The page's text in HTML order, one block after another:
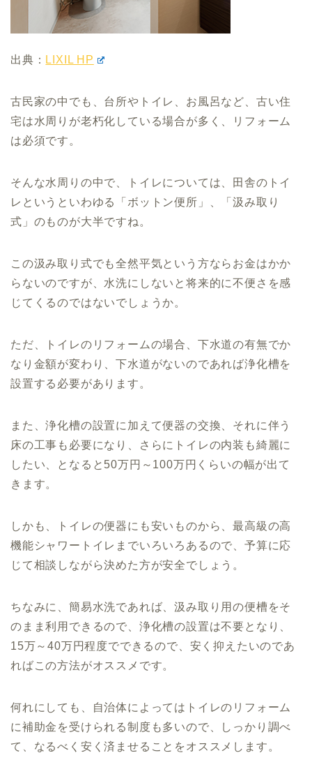
出典： LIXIL HP
古民家の中でも、台所やトイレ、お風呂など、古い住
宅は水周りが老朽化している場合が多く、リフォーム
は必須です。
そんな水周りの中で、トイレについては、田舎のトイ
レというといわゆる「ボットン便所」、「汲み取り
式」のものが大半ですね。
この汲み取り式でも全然平気という方ならお金はかか
らないのですが、水洗にしないと将来的に不便さを感
じてくるのではないでしょうか。
ただ、トイレのリフォームの場合、下水道の有無でか
なり金額が変わり、下水道がないのであれば浄化槽を
設置する必要があります。
また、浄化槽の設置に加えて便器の交換、それに伴う
床の工事も必要になり、さらにトイレの内装も綺麗に
したい、となると50万円～100万円くらいの幅が出て
きます。
しかも、トイレの便器にも安いものから、最高級の高
機能シャワートイレまでいろいろあるので、予算に応
じて相談しながら決めた方が安全でしょう。
ちなみに、簡易水洗であれば、汲み取り用の便槽をそ
のまま利用できるので、浄化槽の設置は不要となり、
15万～40万円程度でできるので、安く抑えたいのであ
ればこの方法がオススメです。
何れにしても、自治体によってはトイレのリフォーム
に補助金を受けられる制度も多いので、しっかり調べ
て、なるべく安く済ませることをオススメします。